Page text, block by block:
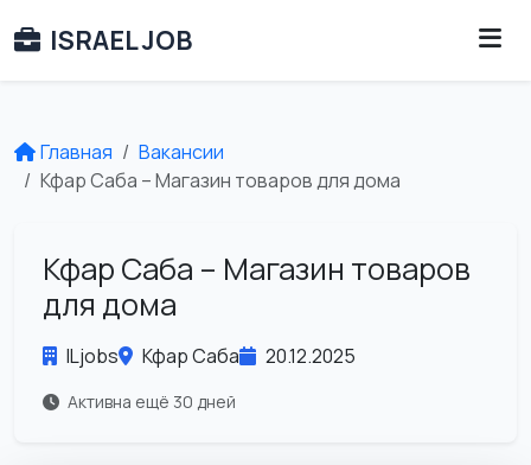
ISRAEL JOB
Главная
Вакансии
Кфар Саба – Магазин товаров для дома
Кфар Саба – Магазин товаров
для дома
ILjobs Кфар Саба 20.12.2025
Активна ещё 30 дней